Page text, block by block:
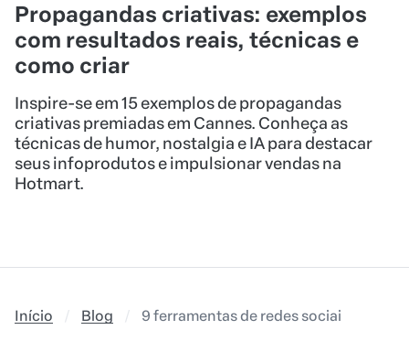
Propagandas criativas: exemplos
com resultados reais, técnicas e
como criar
Inspire-se em 15 exemplos de propagandas
criativas premiadas em Cannes. Conheça as
técnicas de humor, nostalgia e IA para destacar
seus infoprodutos e impulsionar vendas na
Hotmart.
Início Blog 9 ferramentas de redes sociais para